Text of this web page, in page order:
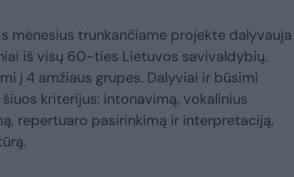
mėnesius trunkančiame projekte dalyvauja
iš visų 60-ties Lietuvos savivaldybių.
į 4 amžiaus grupes. Dalyviai ir būsimi
kriterijus: intonavimą, vokalinius
repertuaro pasirinkimą ir interpretaciją,